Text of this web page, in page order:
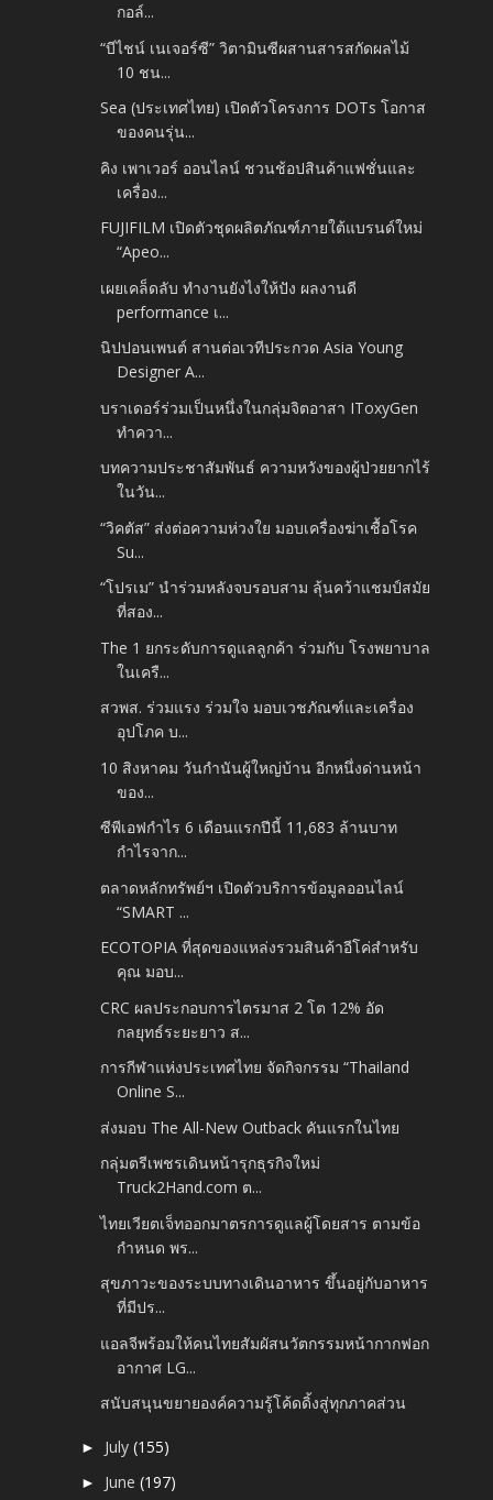
กอล์...
“บีไชน์ เนเจอร์ซี” วิตามินซีผสานสารสกัดผลไม้
10 ชน...
Sea (ประเทศไทย) เปิดตัวโครงการ DOTs โอกาส
ของคนรุ่น...
คิง เพาเวอร์ ออนไลน์ ชวนช้อปสินค้าแฟชั่นและ
เครื่อง...
FUJIFILM เปิดตัวชุดผลิตภัณฑ์ภายใต้แบรนด์ใหม่
“Apeo...
เผยเคล็ดลับ ทำงานยังไงให้ปัง ผลงานดี
performance เ...
นิปปอนเพนต์ สานต่อเวทีประกวด Asia Young
Designer A...
บราเดอร์ร่วมเป็นหนึ่งในกลุ่มจิตอาสา IToxyGen
ทำควา...
บทความประชาสัมพันธ์ ความหวังของผู้ป่วยยากไร้
ในวัน...
“วิคตัส” ส่งต่อความห่วงใย มอบเครื่องฆ่าเชื้อโรค
Su...
“โปรเม” นำร่วมหลังจบรอบสาม ลุ้นคว้าแชมป์สมัย
ที่สอง...
The 1 ยกระดับการดูแลลูกค้า ร่วมกับ โรงพยาบาล
ในเครื...
สวพส. ร่วมแรง ร่วมใจ มอบเวชภัณฑ์และเครื่อง
อุปโภค บ...
10 สิงหาคม วันกำนันผู้ใหญ่บ้าน อีกหนึ่งด่านหน้า
ของ...
ซีพีเอฟกำไร 6 เดือนแรกปีนี้ 11,683 ล้านบาท
กำไรจาก...
ตลาดหลักทรัพย์ฯ เปิดตัวบริการข้อมูลออนไลน์
“SMART ...
ECOTOPIA ที่สุดของแหล่งรวมสินค้าอีโค่สำหรับ
คุณ มอบ...
CRC ผลประกอบการไตรมาส 2 โต 12% อัด
กลยุทธ์ระยะยาว ส...
การกีฬาแห่งประเทศไทย จัดกิจกรรม “Thailand
Online S...
ส่งมอบ The All-New Outback คันแรกในไทย
กลุ่มตรีเพชรเดินหน้ารุกธุรกิจใหม่
Truck2Hand.com ต...
ไทยเวียตเจ็ทออกมาตรการดูแลผู้โดยสาร ตามข้อ
กำหนด พร...
สุขภาวะของระบบทางเดินอาหาร ขึ้นอยู่กับอาหาร
ที่มีปร...
แอลจีพร้อมให้คนไทยสัมผัสนวัตกรรมหน้ากากฟอก
อากาศ LG...
สนับสนุนขยายองค์ความรู้โค้ดดิ้งสู่ทุกภาคส่วน
► July(155)
► June(197)